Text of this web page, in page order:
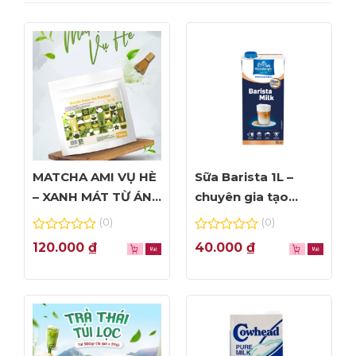
4. Không rung lắc trong quá trình vận
hành
MATCHA AMI VỤ HÈ
– XANH MÁT TỪ ÁNH
NHÌN ĐẦU TIÊN
0
out
5
(0)
120.000 ₫
Sữa Barista 1L –
chuyên gia tạo
Foam đỉnh cao
0
out
5
(0)
40.000 ₫